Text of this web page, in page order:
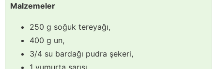
Malzemeler
250 g soğuk tereyağı,
400 g un,
3/4 su bardağı pudra şekeri,
1 yumurta sarısı,